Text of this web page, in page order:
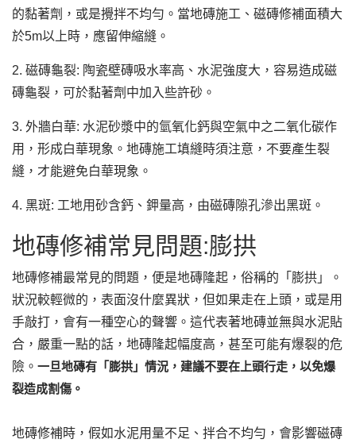
的黏著劑，或是攪拌不均勻。當地磚施工、磁磚修補面積大
於5m以上時，應留伸縮縫。
2. 磁磚龜裂: 陶瓷壁磚吸水率高、水泥強度大，容易造成磁
磚龜裂，可於黏著劑中加入些許砂。
3. 外牆白華: 水泥砂漿中的氫氧化鈣與空氣中之二氧化碳作
用，形成白華現象。地磚施工填縫時須注意，不要產生裂
縫，才能避免白華現象。
4. 黑斑: 工地用砂含鈣、鉀量高，由磁磚隙孔滲出黑斑。
地磚修補常見問題:膨拱
地磚修補最常見的問題，便是地磚隆起，俗稱的「膨拱」。
狀況較輕微的，表面沒什麼異狀，但如果走在上頭，或是用
手敲打，會有一種空心的聲響。這代表著地磚並無與水泥貼
合，嚴重一點的話，地磚隆起幅度高，甚至可能有爆裂的危
險。 一旦地磚有「膨拱」情況，建議不要在上頭行走，以免爆
裂造成割傷。
地磚修補時，假如水泥用量不足、拌合不均勻，會影響磁磚